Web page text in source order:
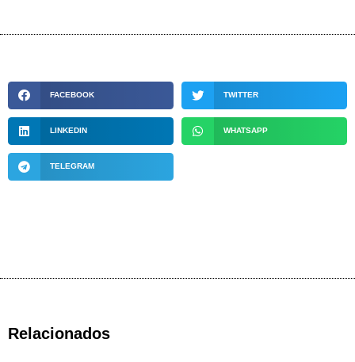
FACEBOOK TWITTER
LINKEDIN WHATSAPP
TELEGRAM
Relacionados